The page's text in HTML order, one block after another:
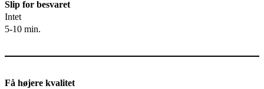
Slip for besvaret
Intet
5-10 min.
Få højere kvalitet